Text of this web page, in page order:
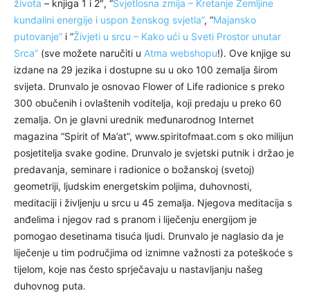
života – knjiga 1 i 2″, “Svjetlosna zmija – Kretanje Zemljine
kundalini energije i uspon ženskog svjetla”, “Majansko
putovanje” i “Živjeti u srcu – Kako ući u Sveti Prostor unutar
Srca” (sve možete naručiti u Atma webshopu!). Ove knjige su
izdane na 29 jezika i dostupne su u oko 100 zemalja širom
svijeta. Drunvalo je osnovao Flower of Life radionice s preko
300 obučenih i ovlaštenih voditelja, koji predaju u preko 60
zemalja. On je glavni urednik međunarodnog Internet
magazina “Spirit of Ma’at”, www.spiritofmaat.com s oko milijun
posjetitelja svake godine. Drunvalo je svjetski putnik i držao je
predavanja, seminare i radionice o božanskoj (svetoj)
geometriji, ljudskim energetskim poljima, duhovnosti,
meditaciji i življenju u srcu u 45 zemalja. Njegova meditacija s
anđelima i njegov rad s pranom i liječenju energijom je
pomogao desetinama tisuća ljudi. Drunvalo je naglasio da je
liječenje u tim područjima od iznimne važnosti za poteškoće s
tijelom, koje nas često sprječavaju u nastavljanju našeg
duhovnog puta.